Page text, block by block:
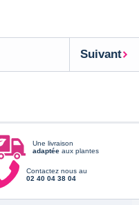
Suivant
Une livraison
adaptée aux plantes
Contactez nous au
02 40 04 38 04